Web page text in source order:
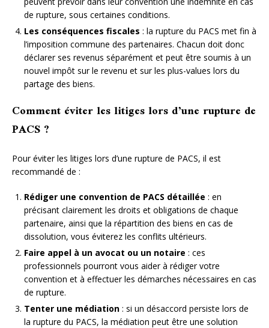
de rupture, sous certaines conditions.
Les conséquences fiscales : la rupture du PACS met fin à
l’imposition commune des partenaires. Chacun doit donc
déclarer ses revenus séparément et peut être soumis à un
nouvel impôt sur le revenu et sur les plus-values lors du
partage des biens.
Comment éviter les litiges lors d’une rupture de
PACS ?
Pour éviter les litiges lors d’une rupture de PACS, il est
recommandé de :
Rédiger une convention de PACS détaillée : en
précisant clairement les droits et obligations de chaque
partenaire, ainsi que la répartition des biens en cas de
dissolution, vous éviterez les conflits ultérieurs.
Faire appel à un avocat ou un notaire : ces
professionnels pourront vous aider à rédiger votre
convention et à effectuer les démarches nécessaires en cas
de rupture.
Tenter une médiation : si un désaccord persiste lors de
la rupture du PACS, la médiation peut être une solution